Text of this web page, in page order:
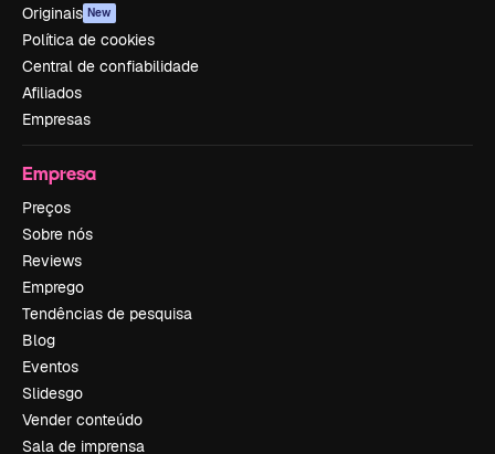
Originais New
Política de cookies
Central de confiabilidade
Afiliados
Empresas
Empresa
Preços
Sobre nós
Reviews
Emprego
Tendências de pesquisa
Blog
Eventos
Slidesgo
Vender conteúdo
Sala de imprensa